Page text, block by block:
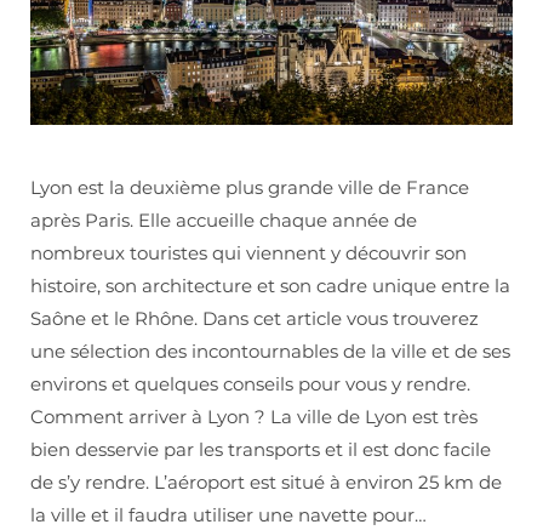
Lyon est la deuxième plus grande ville de France
après Paris. Elle accueille chaque année de
nombreux touristes qui viennent y découvrir son
histoire, son architecture et son cadre unique entre la
Saône et le Rhône. Dans cet article vous trouverez
une sélection des incontournables de la ville et de ses
environs et quelques conseils pour vous y rendre.
Comment arriver à Lyon ? La ville de Lyon est très
bien desservie par les transports et il est donc facile
de s’y rendre. L’aéroport est situé à environ 25 km de
la ville et il faudra utiliser une navette pour…